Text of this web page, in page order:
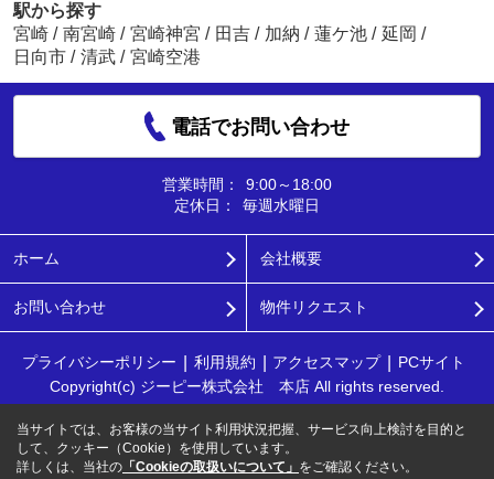
駅から探す
宮崎 / 南宮崎 / 宮崎神宮 / 田吉 / 加納 / 蓮ケ池 / 延岡 /
日向市 / 清武 / 宮崎空港
電話でお問い合わせ
営業時間：
9:00～18:00
定休日：
毎週水曜日
ホーム 会社概要
お問い合わせ 物件リクエスト
プライバシーポリシー 利用規約 アクセスマップ
PCサイト
Copyright(c) ジーピー株式会社 本店 All rights reserved.
当サイトでは、お客様の当サイト利用状況把握、サービス向上検討を目的と
して、クッキー（Cookie）を使用しています。
詳しくは、当社の 「Cookieの取扱いについて」 をご確認ください。